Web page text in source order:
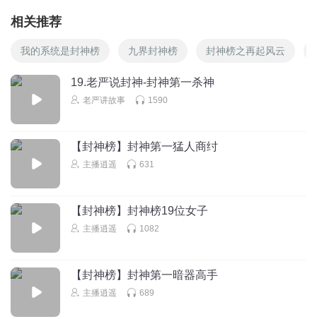
相关推荐
我的系统是封神榜 九界封神榜 封神榜之再起风云
19.老严说封神-封神第一杀神
老严讲故事 1590
【封神榜】封神第一猛人商纣
主播逍遥 631
【封神榜】封神榜19位女子
主播逍遥 1082
【封神榜】封神第一暗器高手
主播逍遥 689